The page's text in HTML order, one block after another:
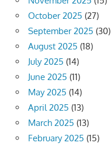
October 2025 (27)
September 2025 (30)
August 2025 (18)
July 2025 (14)
June 2025 (11)
May 2025 (14)
April 2025 (13)
March 2025 (13)
February 2025 (15)